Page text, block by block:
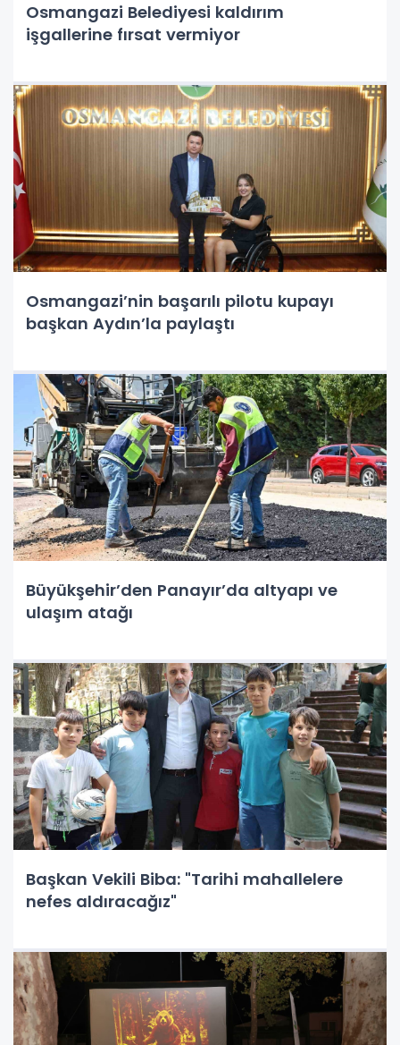
Osmangazi Belediyesi kaldırım
işgallerine fırsat vermiyor
Osmangazi’nin başarılı pilotu kupayı
başkan Aydın’la paylaştı
Büyükşehir’den Panayır’da altyapı ve
ulaşım atağı
Başkan Vekili Biba: "Tarihi mahallelere
nefes aldıracağız"